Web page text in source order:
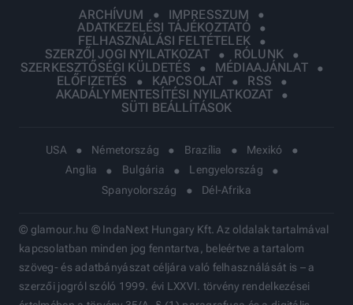
ARCHÍVUM
IMPRESSZUM
ADATKEZELÉSI TÁJÉKOZTATÓ
FELHASZNÁLÁSI FELTÉTELEK
SZERZŐI JOGI NYILATKOZAT
RÓLUNK
SZERKESZTŐSÉGI KÜLDETÉS
MÉDIAAJÁNLAT
ELŐFIZETÉS
KAPCSOLAT
RSS
AKADÁLYMENTESÍTÉSI NYILATKOZAT
SÜTI BEÁLLÍTÁSOK
USA Németország Brazília
Mexikó
Anglia
Bulgária
Lengyelország
Spanyolország
Dél-Afrika
© glamour.hu © IndaNext Hungary Kft. Az oldalak tartalmával
kapcsolatban minden jog fenntartva, beleértve a tartalom
szöveg- és adatbányászat céljára való felhasználását is – a
szerzői jogról szóló 1999. évi LXXVI. törvény rendelkezései